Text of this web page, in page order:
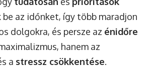
be az időnket, így több maradjon
dolgokra, és persze az énidőre
hanem az
a stressz csökkentése.